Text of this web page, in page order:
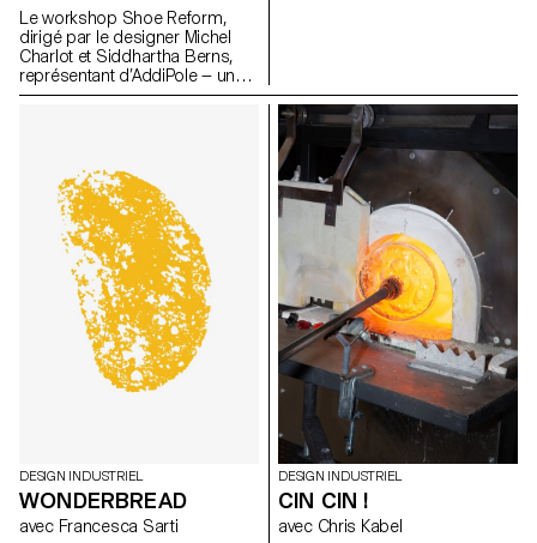
Le workshop Shoe Reform,
dirigé par le designer Michel
Charlot et Siddhartha Berns,
représentant d’AddiPole — un
hub dédié au reverse
exploration innovante des
technologies de numérisation
3D, en collaboration avec le
Technopôle Sainte-Croix.
cela notamment en raison d'un
manque évident de ressources
de référence adaptées à cette
communauté. Il en va de même
au sein des écoles d’art et de
design qui investissent de plus
en plus souvent dans ce type
d’équipement sans pour autant
avoir les ressources pour les
exploiter. Ce projet de
recherche se base sur des cas
d’étude appliqués pour
explorer et définir un ensemble
de méthodes de travail
exemplaires, capables
d'informer et d'inspirer les
futurs utilisateurs.
DESIGN INDUSTRIEL
WONDERBREAD
avec Francesca Sarti
DESIGN INDUSTRIEL
CIN CIN !
avec Chris Kabel